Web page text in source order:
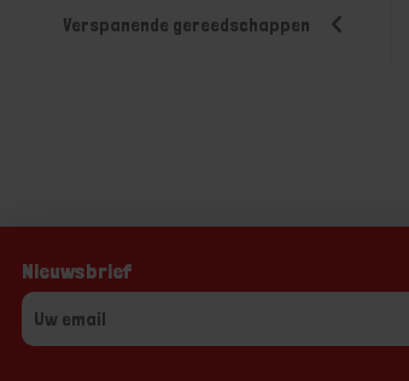
Verspanende gereedschappen
Nieuwsbrief